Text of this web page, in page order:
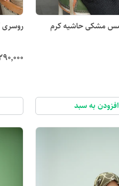
افزودن به سبد
روسری